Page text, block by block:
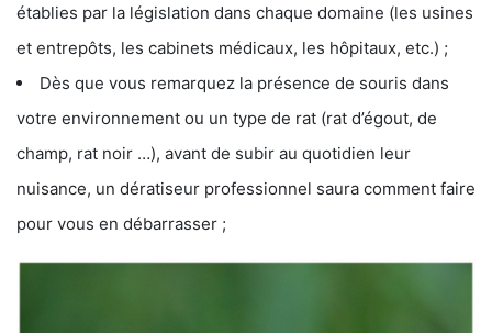
établies par la législation dans chaque domaine (les usines
et entrepôts, les cabinets médicaux, les hôpitaux, etc.) ;
Dès que vous remarquez la présence de souris dans
votre environnement ou un type de rat (rat d’égout, de
champ, rat noir …), avant de subir au quotidien leur
nuisance, un dératiseur professionnel saura comment faire
pour vous en débarrasser ;